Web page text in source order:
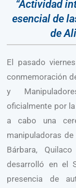
“Actividad
esencial de
de
El pasado
conmemoración
y
oficialmente por
a cabo una
manipuladoras
Bárbara,
desarrolló en el
presencia de